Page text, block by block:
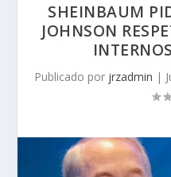
SHEINBAUM
JOHNSON
Publicado por jrzadmin |